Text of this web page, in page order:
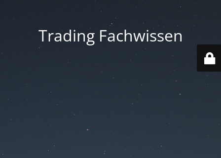
Trading Fachwissen